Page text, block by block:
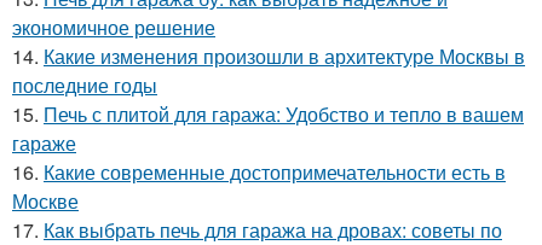
экономичное решение
14. Какие изменения произошли в архитектуре Москвы в
последние годы
15. Печь с плитой для гаража: Удобство и тепло в вашем
гараже
16. Какие современные достопримечательности есть в
Москве
17. Как выбрать печь для гаража на дровах: советы по